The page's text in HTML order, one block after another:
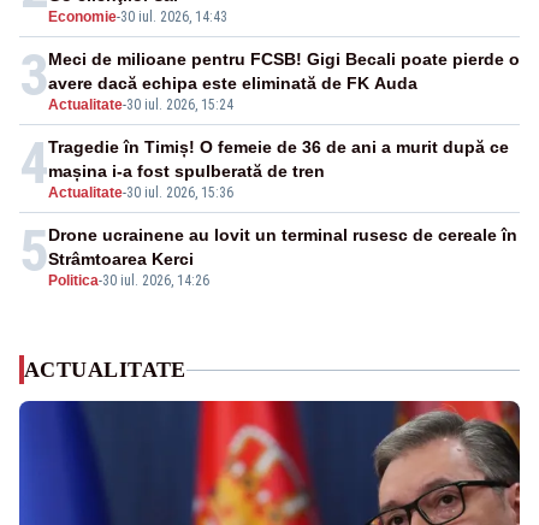
Economie-30 iul. 2026, 14:43
3Actualitate-30 iul. 2026, 15:24
Meci de milioane pentru FCSB! Gigi Becali poate pierde o
avere dacă echipa este eliminată de FK Auda
4Actualitate-30 iul. 2026, 15:36
Tragedie în Timiș! O femeie de 36 de ani a murit după ce
mașina i-a fost spulberată de tren
5 Politica-30 iul. 2026, 14:26
Drone ucrainene au lovit un terminal rusesc de cereale în
Strâmtoarea Kerci
ACTUALITATE